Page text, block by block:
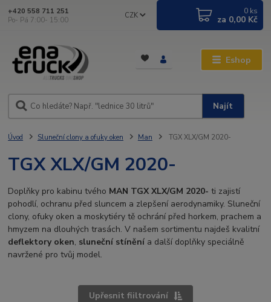
Eshop
CZK
Najít
+420 558 711 251
Po- Pá 7:00- 15:00
0 ks
za 0,00 Kč
Úvod Sluneční clony a ofuky oken Man TGX XLX/GM 2020-
TGX XLX/GM 2020-
Doplňky pro kabinu tvého MAN TGX XLX/GM 2020- ti zajistí
pohodlí, ochranu před sluncem a zlepšení aerodynamiky. Sluneční
clony, ofuky oken a moskytiéry tě ochrání před horkem, prachem a
hmyzem na dlouhých trasách. V našem sortimentu najdeš kvalitní
deflektory oken, sluneční stínění a další doplňky speciálně
navržené pro tvůj model.
Upřesnit fiiltrování